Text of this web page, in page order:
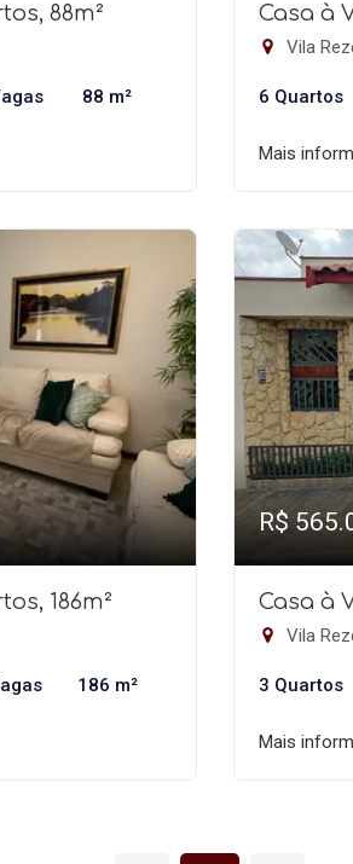
88m²
88 m²
Casa à
Vila
6 Quartos
Mais
186m²
186 m²
R$
Casa à
Vila
3 Quartos
Mais